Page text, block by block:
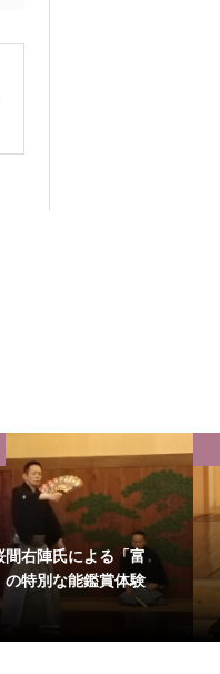
間右陣氏による「富
の特別な能鑑賞体験